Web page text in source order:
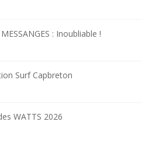
: Inoubliable !
Surf Capbreton
WATTS 2026